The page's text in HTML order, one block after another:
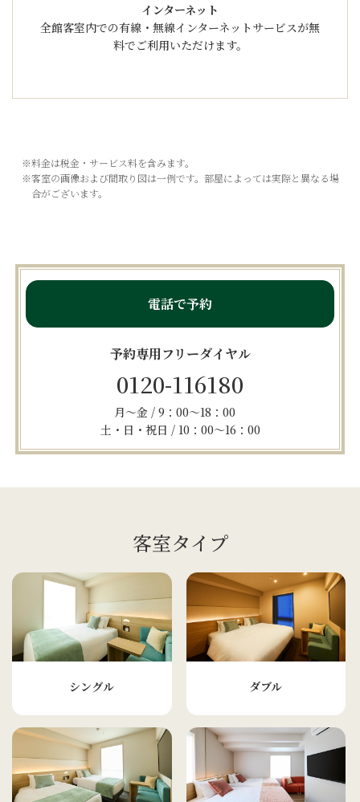
インターネット
全館客室内での有線・無線インターネットサービスが無
料でご利用いただけます。
※料金は税金・サービス料を含みます。
※客室の画像および間取り図は一例です。部屋によっては実際と異なる場
合がございます。
電話で予約
予約専用フリーダイヤル
0120-116180
月～金 / 9：00～18：00
土・日・祝日 / 10：00～16：00
客室タイプ
シングル ダブル